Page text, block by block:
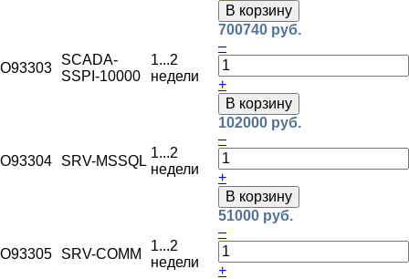
В корзину
O93303
SCADA-
SSPI-10000
1...2
недели
700740 руб.
–
+
В корзину
O93304 SRV-MSSQL
1...2
недели
102000 руб.
–
+
В корзину
O93305 SRV-COMM
1...2
недели
51000 руб.
–
+